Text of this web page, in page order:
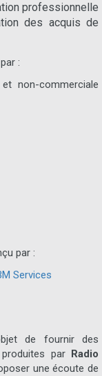
professionnelle
des acquis de
:
non-commerciale
par :
Services
de fournir des
par Radio
une écoute de